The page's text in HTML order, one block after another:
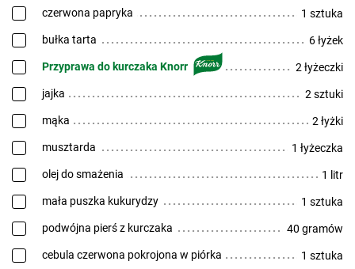
czerwona papryka 1 sztuka
bułka tarta 6 łyżek
Przyprawa do kurczaka Knorr 2 łyżeczki
jajka 2 sztuki
mąka 2 łyżki
musztarda 1 łyżeczka
olej do smażenia 1 litr
mała puszka kukurydzy 1 sztuka
podwójna pierś z kurczaka 40 gramów
cebula czerwona pokrojona w piórka 1 sztuka